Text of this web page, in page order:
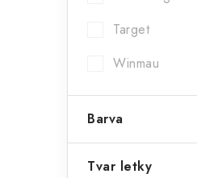
Target
Winmau
Barva
Tvar letky